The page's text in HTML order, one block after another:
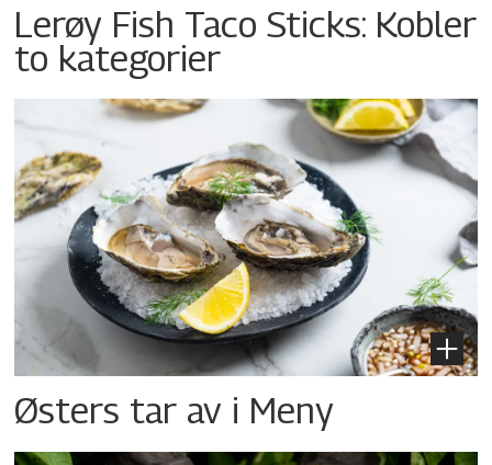
Lerøy Fish Taco Sticks: Kobler
to kategorier
Østers tar av i Meny